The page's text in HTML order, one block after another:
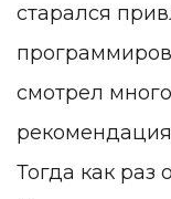
старался
смотрел
Тогда как раз